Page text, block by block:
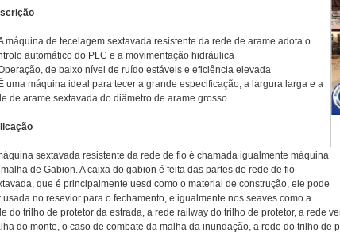
máquina de tecelagem sextavada resistente da rede de arame adota o
automático do PLC e a movimentação hidráulica
de baixo nível de ruído estáveis e eficiência elevada
É uma máquina ideal para tecer a grande especificação, a largura larga e a
de arame sextavada do diâmetro de arame grosso.
sextavada resistente da rede de fio é chamada igualmente máquina
de Gabion. A caixa do gabion é feita das partes de rede de fio
que é principalmente uesd como o material de construção, ele pode
usada no resevior para o fechamento, e igualmente nos seaves como a
do trilho de protetor da estrada, a rede railway do trilho de protetor, a rede
do monte, o caso de combate da malha da inundação, a rede do trilho de